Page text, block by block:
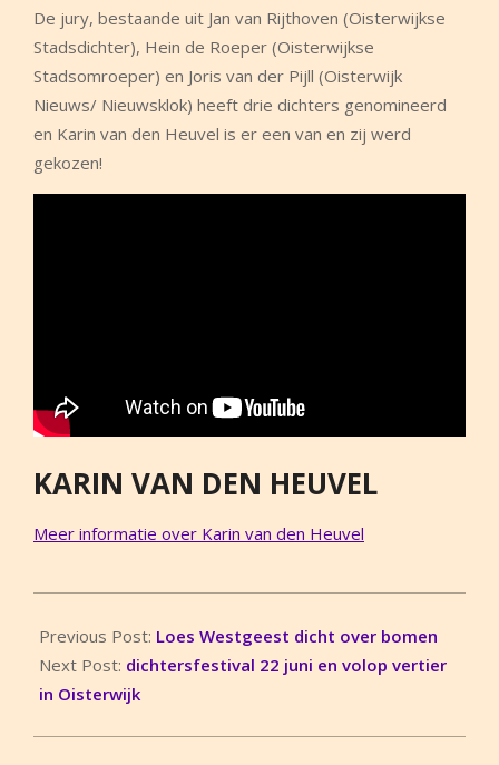
De jury, bestaande uit Jan van Rijthoven (Oisterwijkse
Stadsdichter), Hein de Roeper (Oisterwijkse
Stadsomroeper) en Joris van der Pijll (Oisterwijk
Nieuws/ Nieuwsklok) heeft drie dichters genomineerd
en Karin van den Heuvel is er een van en zij werd
gekozen!
KARIN VAN DEN HEUVEL
Meer informatie over Karin van den Heuvel
06-
18
Previous Post: Loes Westgeest dicht over bomen
Next Post: dichtersfestival 22 juni en volop vertier
in Oisterwijk